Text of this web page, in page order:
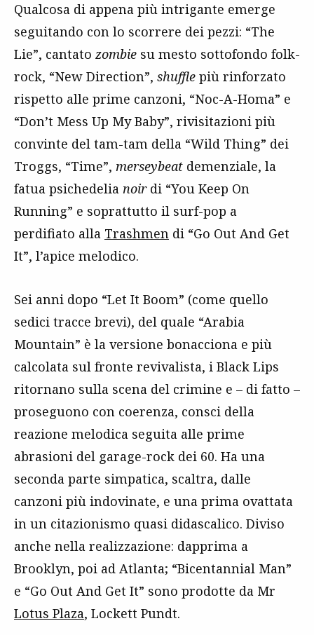
Qualcosa di appena più intrigante emerge
seguitando con lo scorrere dei pezzi: “The
Lie”, cantato zombie su mesto sottofondo folk-
rock, “New Direction”, shuffle più rinforzato
rispetto alle prime canzoni, “Noc-A-Homa” e
“Don’t Mess Up My Baby”, rivisitazioni più
convinte del tam-tam della “Wild Thing” dei
Troggs, “Time”, merseybeat demenziale, la
fatua psichedelia noir di “You Keep On
Running” e soprattutto il surf-pop a
perdifiato alla Trashmen di “Go Out And Get
It”, l’apice melodico.
Sei anni dopo “Let It Boom” (come quello
sedici tracce brevi), del quale “Arabia
Mountain” è la versione bonacciona e più
calcolata sul fronte revivalista, i Black Lips
ritornano sulla scena del crimine e – di fatto –
proseguono con coerenza, consci della
reazione melodica seguita alle prime
abrasioni del garage-rock dei 60. Ha una
seconda parte simpatica, scaltra, dalle
canzoni più indovinate, e una prima ovattata
in un citazionismo quasi didascalico. Diviso
anche nella realizzazione: dapprima a
Brooklyn, poi ad Atlanta; “Bicentannial Man”
e “Go Out And Get It” sono prodotte da Mr
Lotus Plaza, Lockett Pundt.